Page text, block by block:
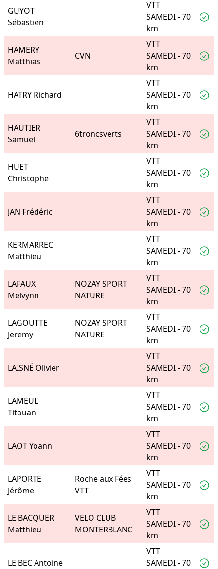
GUYOT
Sébastien
VTT
SAMEDI - 70
km
HAMERY
Matthias
CVN
VTT
SAMEDI - 70
km
HATRY Richard
VTT
SAMEDI - 70
km
HAUTIER
Samuel
6troncsverts
VTT
SAMEDI - 70
km
HUET
Christophe
VTT
SAMEDI - 70
km
JAN Frédéric
VTT
SAMEDI - 70
km
KERMARREC
Matthieu
VTT
SAMEDI - 70
km
LAFAUX
Melvynn
NOZAY SPORT
NATURE
VTT
SAMEDI - 70
km
LAGOUTTE
Jeremy
NOZAY SPORT
NATURE
VTT
SAMEDI - 70
km
LAISNÉ Olivier
VTT
SAMEDI - 70
km
LAMEUL
Titouan
VTT
SAMEDI - 70
km
LAOT Yoann
VTT
SAMEDI - 70
km
LAPORTE
Jérôme
Roche aux Fées
VTT
VTT
SAMEDI - 70
km
LE BACQUER
Matthieu
VELO CLUB
MONTERBLANC
VTT
SAMEDI - 70
km
LE BEC Antoine
VTT
SAMEDI - 70